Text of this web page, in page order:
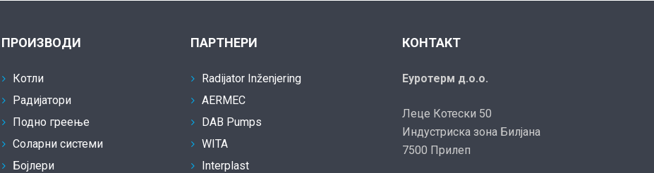
ПРОИЗВОДИ
Котли
Радијатори
Подно греење
Соларни системи
Бојлери
ПАРТНЕРИ
Radijator Inženjering
AERMEC
DAB Pumps
WITA
Interplast
КОНТАКТ
Еуротерм д.о.о.
Леце Котески 50
Индустриска зона Билјана
7500 Прилеп